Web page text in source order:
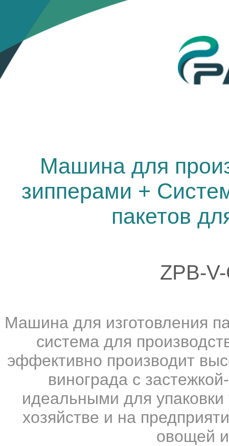
Машина для
зипперами +
пакетов
ZPB-
Машина для изготовления
система для
эффективно производит
винограда с
идеальными для упаковки
хозяйстве и на
овощей